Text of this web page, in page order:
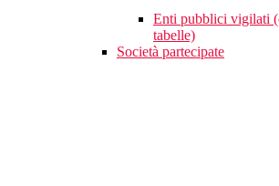
Enti pubblici vigilati
tabelle)
Società partecipate